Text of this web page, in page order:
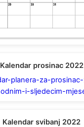
Kalendar prosinac 2022
Kalendar svibanj 2022